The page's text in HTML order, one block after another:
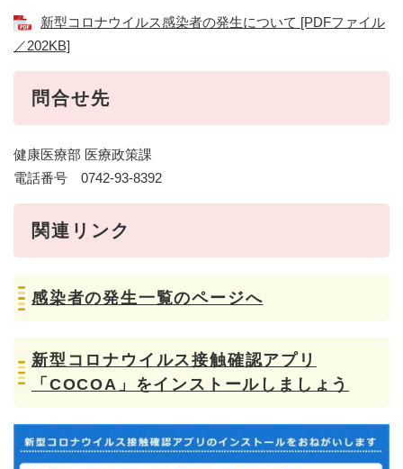
新型コロナウイルス感染者の発生について [PDFファイル
／202KB]
問合せ先
健康医療部 医療政策課
電話番号 0742-93-8392
関連リンク
感染者の発生一覧のページへ
新型コロナウイルス接触確認アプリ
「COCOA」をインストールしましょう